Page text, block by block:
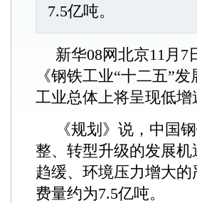
7.5亿吨。
新华08网北京11月
《钢铁工业“十二五”
工业总体上将呈现低
《规划》说，中国
整、转型升级的发展
趋缓、环境压力增大
费量约为7.5亿吨。